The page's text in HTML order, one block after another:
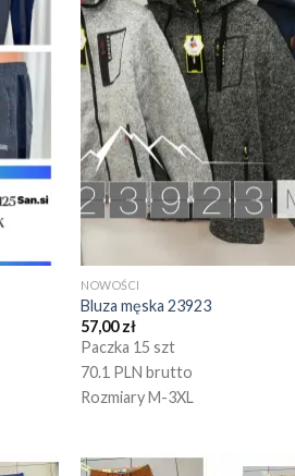
NOWOŚCI
Bluza męska 23923
57,00zł
Paczka 15 szt
70.1 PLN brutto
Rozmiary M-3XL